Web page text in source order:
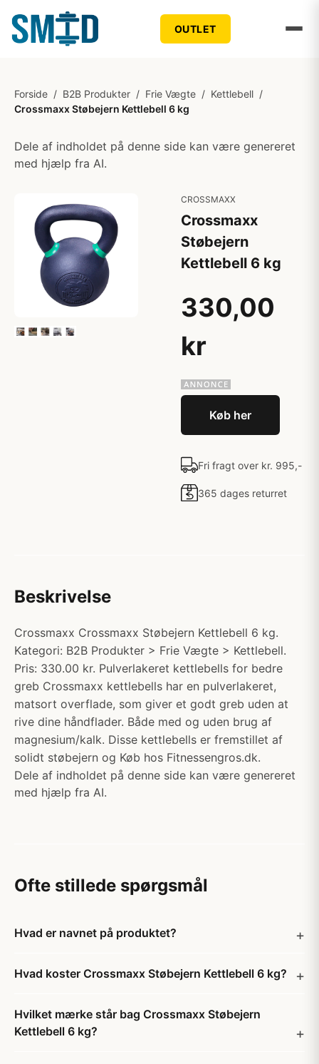
OUTLET
Forside / B2B Produkter / Frie Vægte / Kettlebell /
Crossmaxx Støbejern Kettlebell 6 kg
Dele af indholdet på denne side kan være genereret
med hjælp fra AI.
CROSSMAXX
Crossmaxx
Støbejern
Kettlebell 6 kg
330,00
kr
Køb her
Fri fragt over kr. 995,-
365 dages returret
Beskrivelse
Crossmaxx Crossmaxx Støbejern Kettlebell 6 kg.
Kategori: B2B Produkter > Frie Vægte > Kettlebell.
Pris: 330.00 kr. Pulverlakeret kettlebells for bedre
greb Crossmaxx kettlebells har en pulverlakeret,
matsort overflade, som giver et godt greb uden at
rive dine håndflader. Både med og uden brug af
magnesium/kalk. Disse kettlebells er fremstillet af
solidt støbejern og Køb hos Fitnessengros.dk.
Dele af indholdet på denne side kan være genereret
med hjælp fra AI.
Ofte stillede spørgsmål
Hvad er navnet på produktet?
Hvad koster Crossmaxx Støbejern Kettlebell 6 kg?
Hvilket mærke står bag Crossmaxx Støbejern
Kettlebell 6 kg?